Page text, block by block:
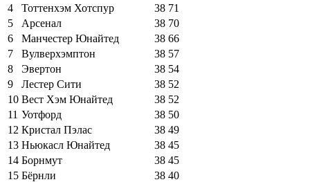
4
Тоттенхэм Хотспур 38 71
5
Арсенал 38 70
6
Манчестер Юнайтед 38 66
7
Вулверхэмптон 38 57
8
Эвертон 38 54
9
Лестер Сити 38 52
10 Вест Хэм Юнайтед 38 52
11 Уотфорд 38 50
12 Кристал Пэлас 38 49
13 Ньюкасл Юнайтед 38 45
14 Борнмут 38 45
15 Бёрнли 38 40